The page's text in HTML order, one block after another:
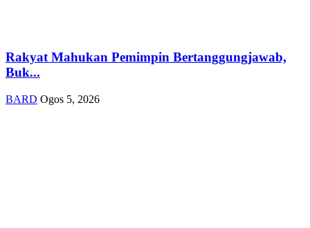
Rakyat Mahukan Pemimpin Bertanggungjawab,
Buk...
BARD Ogos 5, 2026